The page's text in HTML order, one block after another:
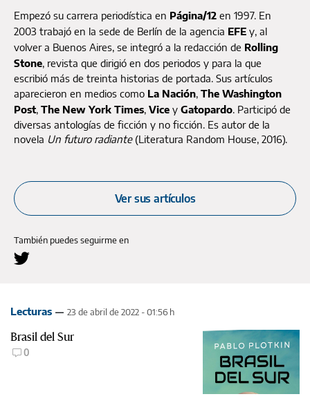
Empezó su carrera periodística en Página/12 en 1997. En
2003 trabajó en la sede de Berlín de la agencia EFE y, al
volver a Buenos Aires, se integró a la redacción de Rolling
Stone, revista que dirigió en dos periodos y para la que
escribió más de treinta historias de portada. Sus artículos
aparecieron en medios como La Nación, The Washington
Post, The New York Times, Vice y Gatopardo. Participó de
diversas antologías de ficción y no ficción. Es autor de la
novela Un futuro radiante(Literatura Random House, 2016).
Ver sus artículos
También puedes seguirme en
Lecturas 23 de abril de 2022 - 01:56 h
Brasil del Sur
0